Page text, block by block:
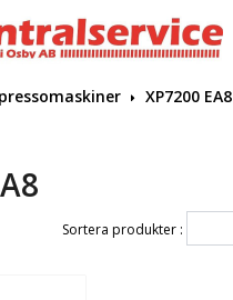
XP7200 EA8
Sortera produkter :